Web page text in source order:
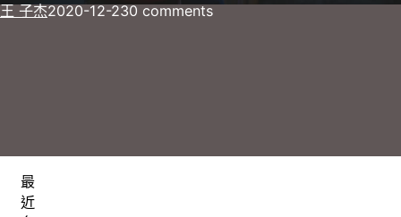
王 子杰2020-12-230 comments
最
近